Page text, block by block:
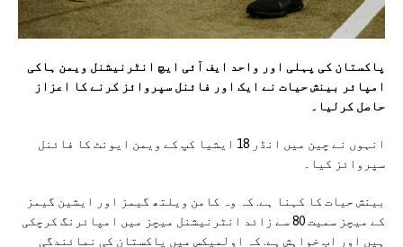
پاکستان کی پہلی اور واحد ایف آئی ایچ انٹرنیشنل ویمن ہاکی
امپائر بینش حیات نے ایک اور فائنل سپروائز کرنے کا اعزاز
حاصل کرلیا۔
انہوں نے چین میں انڈر 18 ایشیا کپ کے ویمن ایونٹ کا فائنل
سپروائز کیا۔
بینش حیات کا کہنا ہے. کہ وہ کامن ویلتھ گیمز اور ایشین گیمز
کے میچز سمیت 80 سے زائد انٹرنیشنل میچز میں امپائرنگ کرچکی
ہیں اور اب خواہش ہے. کہ اولمپکس میں پاکستان کی نمائندگی